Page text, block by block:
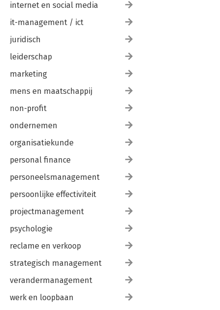
internet en social media
it-management / ict
juridisch
leiderschap
marketing
mens en maatschappij
non-profit
ondernemen
organisatiekunde
personal finance
personeelsmanagement
persoonlijke effectiviteit
projectmanagement
psychologie
reclame en verkoop
strategisch management
verandermanagement
werk en loopbaan